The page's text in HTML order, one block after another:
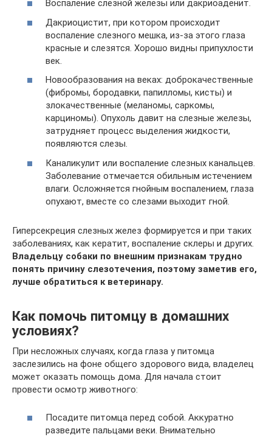
Воспаление слезной железы или дакриоаденит.
Дакриоцистит, при котором происходит
воспаление слезного мешка, из-за этого глаза
красные и слезятся. Хорошо видны припухлости
век.
Новообразования на веках: доброкачественные
(фибромы, бородавки, папилломы, кисты) и
злокачественные (меланомы, саркомы,
карциномы). Опухоль давит на слезные железы,
затрудняет процесс выделения жидкости,
появляются слезы.
Каналикулит или воспаление слезных канальцев.
Заболевание отмечается обильным истечением
влаги. Осложняется гнойным воспалением, глаза
опухают, вместе со слезами выходит гной.
Гиперсекреция слезных желез формируется и при таких
заболеваниях, как кератит, воспаление склеры и других.
Владельцу собаки по внешним признакам трудно
понять причину слезотечения, поэтому заметив его,
лучше обратиться к ветеринару.
Как помочь питомцу в домашних
условиях?
При несложных случаях, когда глаза у питомца
заслезились на фоне общего здорового вида, владелец
может оказать помощь дома. Для начала стоит
провести осмотр животного:
Посадите питомца перед собой. Аккуратно
разведите пальцами веки. Внимательно